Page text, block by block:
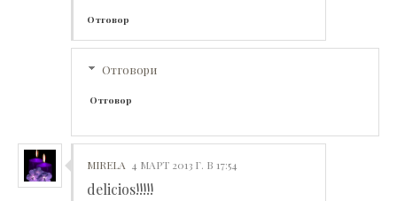
Отговор
Отговори
Отговор
MIRELA 4 МАРТ 2013 Г. В 17:54
delicios!!!!!